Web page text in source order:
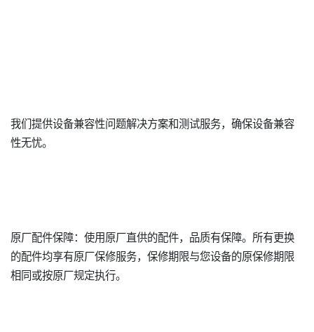
我们提供设备兼容性问题解决方案和测试服务，确保设备兼容
性无忧。
原厂配件保障：使用原厂直供的配件，品质有保障。所有更换
的配件均享有原厂保修服务，保修期限与您设备的原保修期限
相同或按原厂规定执行。